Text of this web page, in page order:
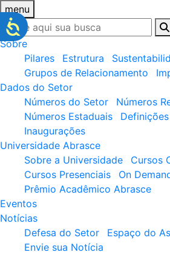
menu
Sobre
Pilares
Estrutura
Grupos de Relacionamento
Dados do Setor
Números do Setor
Números
Números Estaduais
Inaugurações
Universidade Abrasce
Sobre a Universidade
Cursos
Cursos Presenciais
On
Prêmio Acadêmico Abrasce
Eventos
Notícias
Defesa do Setor
Espaço do
Envie sua Notícia